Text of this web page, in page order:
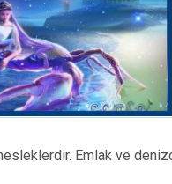
Emlak ve